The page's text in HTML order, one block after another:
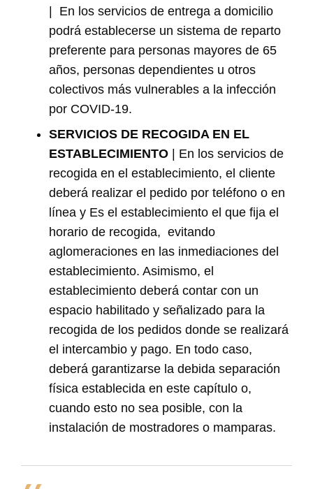
| En los servicios de entrega a domicilio
podrá establecerse un sistema de reparto
preferente para personas mayores de 65
años, personas dependientes u otros
colectivos más vulnerables a la infección
por COVID-19.
SERVICIOS DE RECOGIDA EN EL
ESTABLECIMIENTO | En los servicios de
recogida en el establecimiento, el cliente
deberá realizar el pedido por teléfono o en
línea y Es el establecimiento el que fija el
horario de recogida, evitando
aglomeraciones en las inmediaciones del
establecimiento. Asimismo, el
establecimiento deberá contar con un
espacio habilitado y señalizado para la
recogida de los pedidos donde se realizará
el intercambio y pago. En todo caso,
deberá garantizarse la debida separación
física establecida en este capítulo o,
cuando esto no sea posible, con la
instalación de mostradores o mamparas.